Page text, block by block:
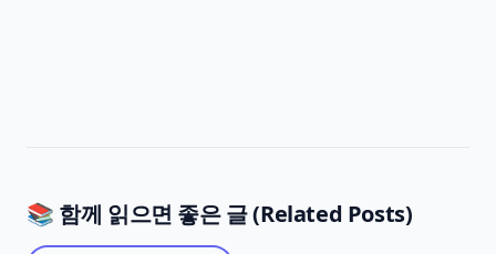
📚 함께 읽으면 좋은 글 (Related Posts)